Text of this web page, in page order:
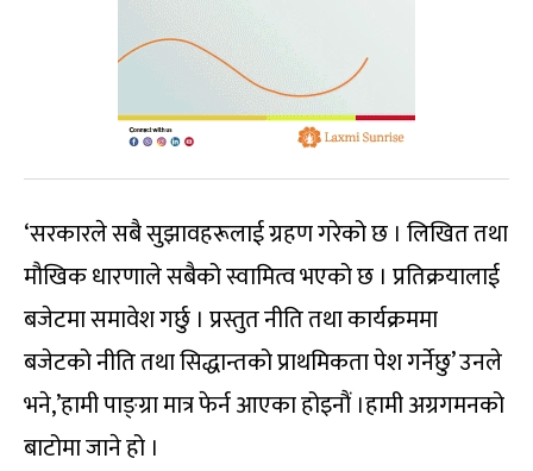
‘सरकारले सबै सुझावहरूलाई ग्रहण गरेको छ । लिखित तथा
मौखिक धारणाले सबैको स्वामित्व भएको छ । प्रतिक्रयालाई
बजेटमा समावेश गर्छु । प्रस्तुत नीति तथा कार्यक्रममा
बजेटको नीति तथा सिद्धान्तको प्राथमिकता पेश गर्नेछु’ उनले
भने,’हामी पाङ्ग्रा मात्र फेर्न आएका होइनौं ।हामी अग्रगमनको
बाटोमा जाने हो ।